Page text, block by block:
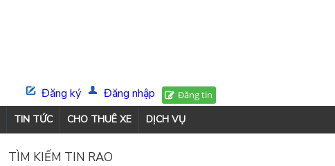
Đăng tin
Đăng nhập
Đăng ký
TIN TỨC CHO THUÊ XE DỊCH VỤ
TÌM KIẾM TIN RAO